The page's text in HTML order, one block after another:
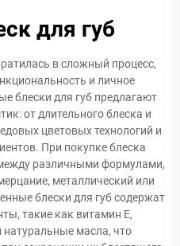
для губ
в сложный процесс,
и личное
блески для губ предлагают
от длительного блеска и
цветовых технологий и
При покупке блеска
различными формулами,
металлический или
блески для губ содержат
такие как витамин Е,
натуральные масла, что